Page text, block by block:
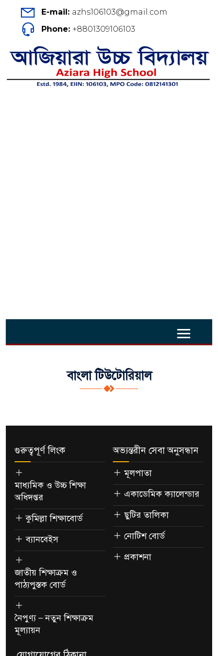
E-mail: azhs106103@gmail.com
Phone: +8801309106103
বাংলা টিউটোরিয়াল
গুরুত্বপূর্ণ লিংক
মাধ্যমিক ও উচ্চ শিক্ষা
অধিদপ্তর
কুমিল্লা শিক্ষাবোর্ড
ব্যানবেইস
জাতীয় শিক্ষাক্রম ও
পাঠ্যপুস্তক বোর্ড
নৈপুণ্য – নতুন শিক্ষাক্রম
মূল্যায়ন
অভ্যন্তরীন সেবা অনুসন্ধান
মূলপাতা
একাডেমিক ক্যালেন্ডার
ছুটির তালিকা
নোটিশ বোর্ড
প্রকাশনা